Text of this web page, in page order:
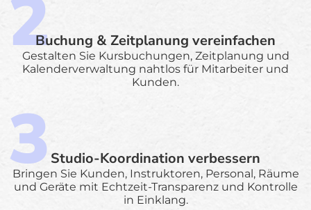
Buchung & Zeitplanung vereinfachen
Gestalten Sie Kursbuchungen, Zeitplanung und
Kalenderverwaltung nahtlos für Mitarbeiter und
Kunden.
Studio-Koordination verbessern
Bringen Sie Kunden, Instruktoren, Personal, Räume
und Geräte mit Echtzeit-Transparenz und Kontrolle
in Einklang.